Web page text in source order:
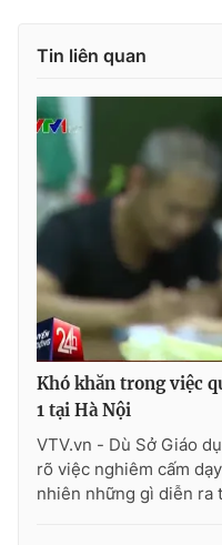
Video
VTV Money
VTV Sức khoẻ
Thị trường 24h
VTV4
VTV9
Tin liên quan
Khó khăn trong việc
1 tại Hà Nội
VTV.vn - Dù Sở Giáo
rõ việc nghiêm cấm
nhiên những gì diễn ra